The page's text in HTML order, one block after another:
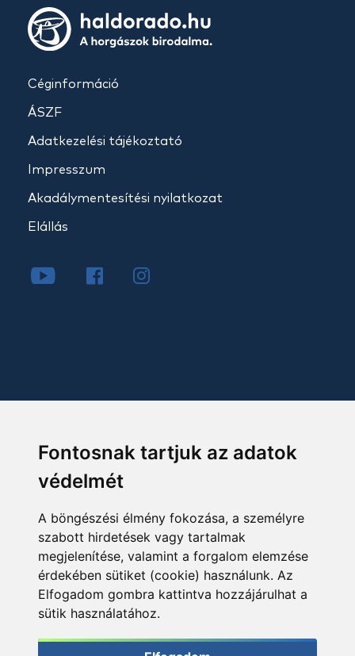
Fontosnak tartjuk az adatok
védelmét
A böngészési élmény fokozása, a személyre
szabott hirdetések vagy tartalmak
megjelenítése, valamint a forgalom elemzése
érdekében sütiket (cookie) használunk. Az
Elfogadom gombra kattintva hozzájárulhat a
sütik használatához.
Céginformáció
ÁSZF
Adatkezelési tájékoztató
Impresszum
Akadálymentesítési nyilatkozat
Elállás